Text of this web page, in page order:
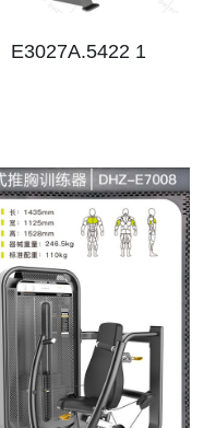
E3027A.5422 1